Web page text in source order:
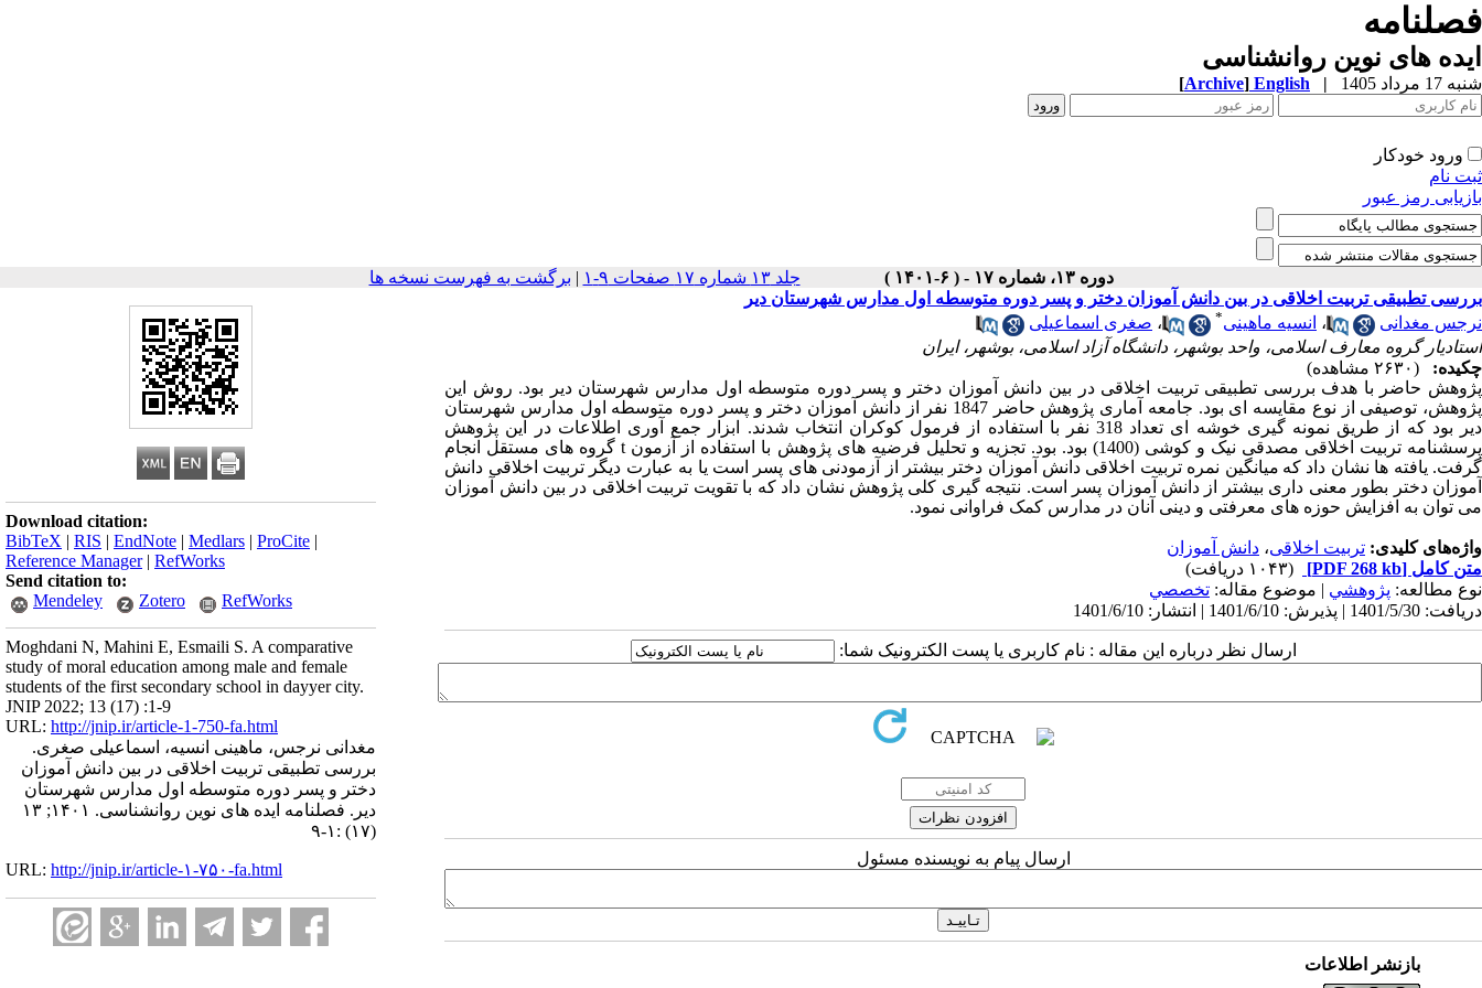
فصلنامه
ایده های نوین روانشناسی
شنبه 17 مرداد 1405 |
English
[Archive]
ورود خودکار
ثبت نام
بازیابی رمز عبور
دوره ۱۳، شماره ۱۷ - ( ۶-۱۴۰۱ ) جلد ۱۳ شماره ۱۷ صفحات ۹-۱ | برگشت به فهرست نسخه ها
Download citation:
BibTeX | RIS | EndNote | Medlars | ProCite |
Reference Manager| RefWorks
Send citation to:
Mendeley
Zotero RefWorks
Moghdani N, Mahini E, Esmaili S. A comparative
study of moral education among male and female
students of the first secondary school in dayyer city.
JNIP 2022; 13 (17) :1-9
URL: http://jnip.ir/article-1-750-fa.html
مغدانی نرجس، ماهینی انسیه، اسماعیلی صغری.
بررسی تطبیقی تربیت اخلاقی در بین دانش آموزان
دختر و پسر دوره متوسطه اول مدارس شهرستان
دیر. فصلنامه ایده های نوین روانشناسی. ۱۴۰۱; ۱۳
(۱۷) :۱-۹
URL: http://jnip.ir/article-۱-۷۵۰-fa.html
بررسی تطبیقی تربیت اخلاقی در بین دانش آموزان دختر و پسر دوره متوسطه اول مدارس شهرستان دیر
نرجس مغدانی
، انسیه ماهینی* ، صغری اسماعیلی
استادیار گروه معارف اسلامی، واحد بوشهر، دانشگاه آزاد اسلامی، بوشهر، ایران
چکیده:
(۲۶۳۰ مشاهده)
پژوهش حاضر با هدف بررسی تطبیقی تربیت اخلاقی در بین دانش آموزان دختر و پسر دوره متوسطه اول مدارس شهرستان دیر بود. روش این
پژوهش، توصیفی از نوع مقایسه ای بود.
جامعه آماری پژوهش حاضر 1847 نفر از دانش آموزان دختر و پسر دوره متوسطه اول مدارس شهرستان
دیر بود که از طریق نمونه گیری خوشه ای تعداد 318 نفر با استفاده از فرمول کوکران انتخاب شدند.
ابزار جمع آوری اطلاعات در این پژوهش
پرسشنامه تربیت اخلاقی مصدقی نیک و کوشی (1400) بود. بود. تجزیه و تحلیل فرضیه های پژوهش با استفاده از آزمون
tگروه های مستقل انجام
گرفت. یافته ها نشان داد که میانگین نمره تربیت اخلاقی دانش آموزان دختر بیشتر از آزمودنی های پسر است یا به عبارت دیگر تربیت اخلاقی دانش
آموزان دختر بطور معنی داری بیشتر از دانش آموزان پسر است. نتیجه گیری کلی پژوهش نشان داد که با تقویت تربیت اخلاقی در بین دانش آموزان
می توان به افزایش حوزه های معرفتی و دینی آنان در مدارس کمک فراوانی نمود.
واژه‌های کلیدی: تربیت اخلاقی، دانش آموزان
متن کامل [PDF 268 kb]
(۱۰۴۳ دریافت)
نوع مطالعه: پژوهشي | موضوع مقاله: تخصصي
دریافت: 1401/5/30 | پذیرش: 1401/6/10 | انتشار: 1401/6/10
ارسال نظر درباره این مقاله : نام کاربری یا پست الکترونیک شما:
ارسال پیام به نویسنده مسئول
بازنشر اطلاعات